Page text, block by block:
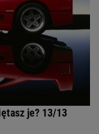
je? 13/13